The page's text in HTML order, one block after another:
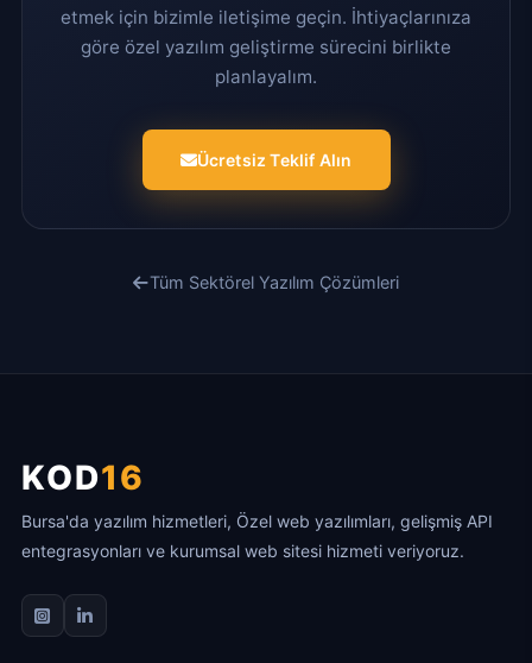
etmek için bizimle iletişime geçin. İhtiyaçlarınıza
göre özel yazılım geliştirme sürecini birlikte
planlayalım.
Ücretsiz Teklif Alın
Tüm Sektörel Yazılım Çözümleri
KOD16
Bursa'da yazılım hizmetleri, Özel web yazılımları, gelişmiş API
entegrasyonları ve kurumsal web sitesi hizmeti veriyoruz.